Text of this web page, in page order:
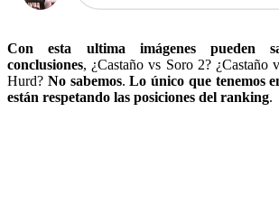
Con esta ultima imágenes pueden
conclusiones, ¿Castaño vs Soro 2? ¿Castaño
Hurd? No sabemos.Lo único que tenemos
están respetando las posiciones del ranking.